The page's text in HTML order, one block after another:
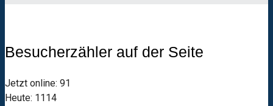
Besucherzähler auf der Seite
Jetzt online: 91
Heute: 1114